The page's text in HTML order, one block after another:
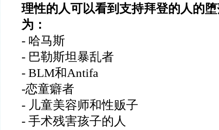
理性的人可以看到支持拜登的人的
为：
- 哈马斯
- 巴勒斯坦暴乱者
- BLM和Antifa
-恋童癖者
- 儿童美容师和性贩子
- 手术残害孩子的人